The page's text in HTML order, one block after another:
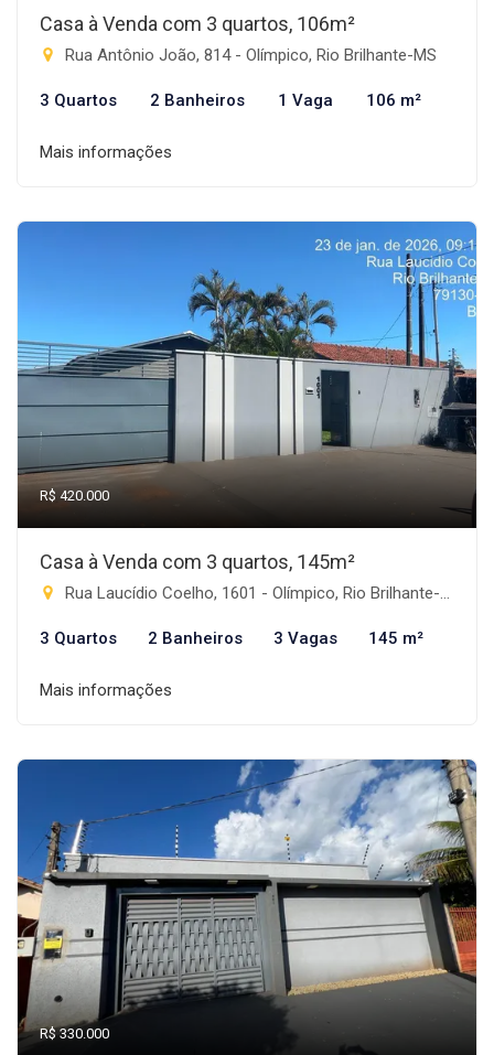
Casa à Venda com 3 quartos, 106m²
Rua Antônio João, 814 - Olímpico, Rio Brilhante-MS
3 Quartos 2 Banheiros 1 Vaga 106 m²
Mais informações
R$ 420.000
Casa à Venda com 3 quartos, 145m²
Rua Laucídio Coelho, 1601 - Olímpico, Rio Brilhante-MS
3 Quartos 2 Banheiros 3 Vagas 145 m²
Mais informações
R$ 330.000